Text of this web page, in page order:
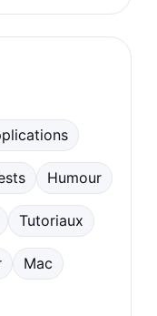
Humour
Tutoriaux
Mac